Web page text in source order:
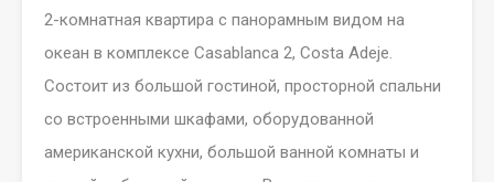
2-комнатная квартира с панорамным видом на
океан в комплексе Casablanca 2, Costa Adeje.
Состоит из большой гостиной, просторной спальни
со встроенными шкафами, оборудованной
американской кухни, большой ванной комнаты и